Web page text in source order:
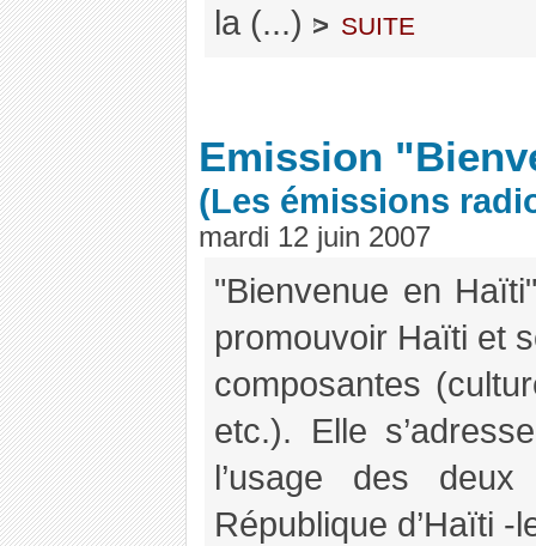
la (...) > suite
Emission
(Les émissions
mardi 12 juin 2007
"Bienvenue en
promouvoir Haïti et
composantes
etc.). Elle
l’usage des
République d’Haïti